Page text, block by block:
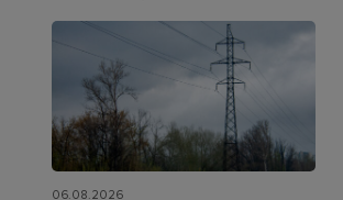
06.08.2026